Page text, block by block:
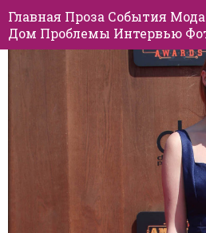
Главная Проза События Мода
Дом Проблемы Интервью